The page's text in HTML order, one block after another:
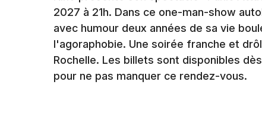
2027 à 21h. Dans ce one-man-show
avec humour deux années de sa vie
l'agoraphobie. Une soirée franche et
Rochelle. Les billets sont disponibles
pour ne pas manquer ce rendez-vous.